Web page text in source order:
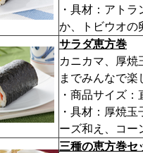
・具材：アト
か、トビウオの
サラダ恵方巻
カニカマ、厚焼
までみんなで楽
・商品サイズ
・具材：厚焼
ーズ和え、コー
三種の恵方巻セ